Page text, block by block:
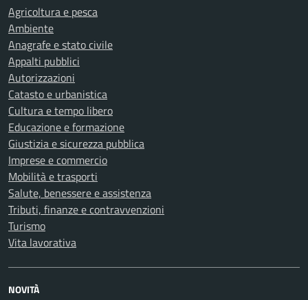
Agricoltura e pesca
Ambiente
Anagrafe e stato civile
Appalti pubblici
Autorizzazioni
Catasto e urbanistica
Cultura e tempo libero
Educazione e formazione
Giustizia e sicurezza pubblica
Imprese e commercio
Mobilità e trasporti
Salute, benessere e assistenza
Tributi, finanze e contravvenzioni
Turismo
Vita lavorativa
NOVITÀ